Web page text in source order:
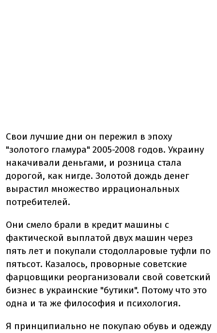
Свои лучшие дни он пережил в эпоху
"золотого гламура" 2005-2008 годов. Украину
накачивали деньгами, и розница стала
дорогой, как нигде. Золотой дождь денег
вырастил множество иррациональных
потребителей.
Они смело брали в кредит машины с
фактической выплатой двух машин через
пять лет и покупали стодолларовые туфли по
пятьсот. Казалось, проворные советские
фарцовщики реорганизовали свой советский
бизнес в украинские "бутики". Потому что это
одна и та же философия и психология.
Я принципиально не покупаю обувь и одежду